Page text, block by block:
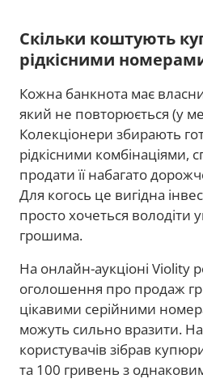
Скільки коштують
рідкісними
Кожна банкнота має
який не повторюється (у
Колекціонери збирають
рідкісними комбінаціями,
продати її набагато
Для когось це вигідна
просто хочеться володіти
грошима.
На онлайн-аукціоні Violity
оголошення про продаж
цікавими серійними
можуть сильно вразити.
користувачів зібрав
та 100 гривень з